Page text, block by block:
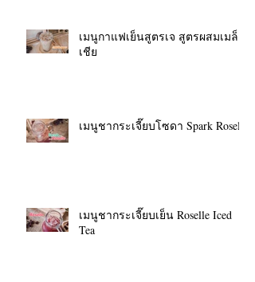
เมนูกาแฟเย็นสูตรเจ สูตรผสมเมล็ด
เชีย
เมนูชากระเจี๊ยบโซดา Spark Roselle
เมนูชากระเจี๊ยบเย็น Roselle Iced
Tea